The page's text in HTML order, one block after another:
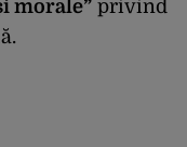
morale” privind